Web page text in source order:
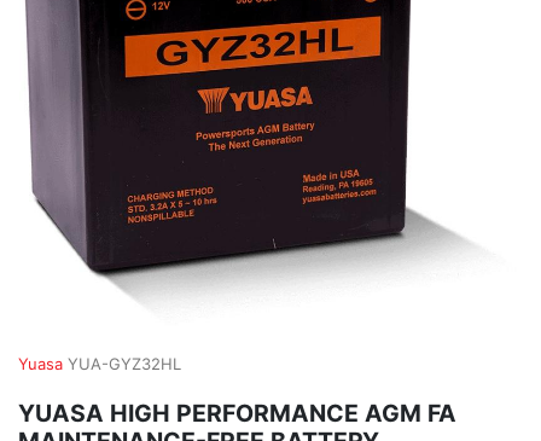
Yuasa YUA-GYZ32HL
YUASA HIGH PERFORMANCE AGM FA